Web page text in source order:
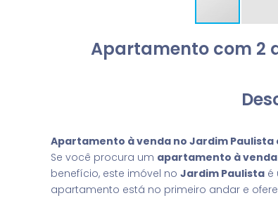
Apartamento com 2
Apartamento à venda no Jardim
Se você procura um apartamento à
benefício, este imóvel no Jardim Paulista é
apartamento está no primeiro andar e